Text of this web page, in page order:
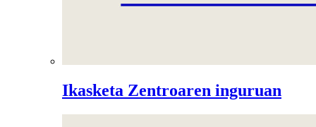
Ikasketa Zentroaren inguruan